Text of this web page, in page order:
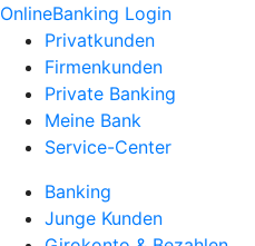
OnlineBanking Login
Privatkunden
Firmenkunden
Private Banking
Meine Bank
Service-Center
Banking
Junge Kunden